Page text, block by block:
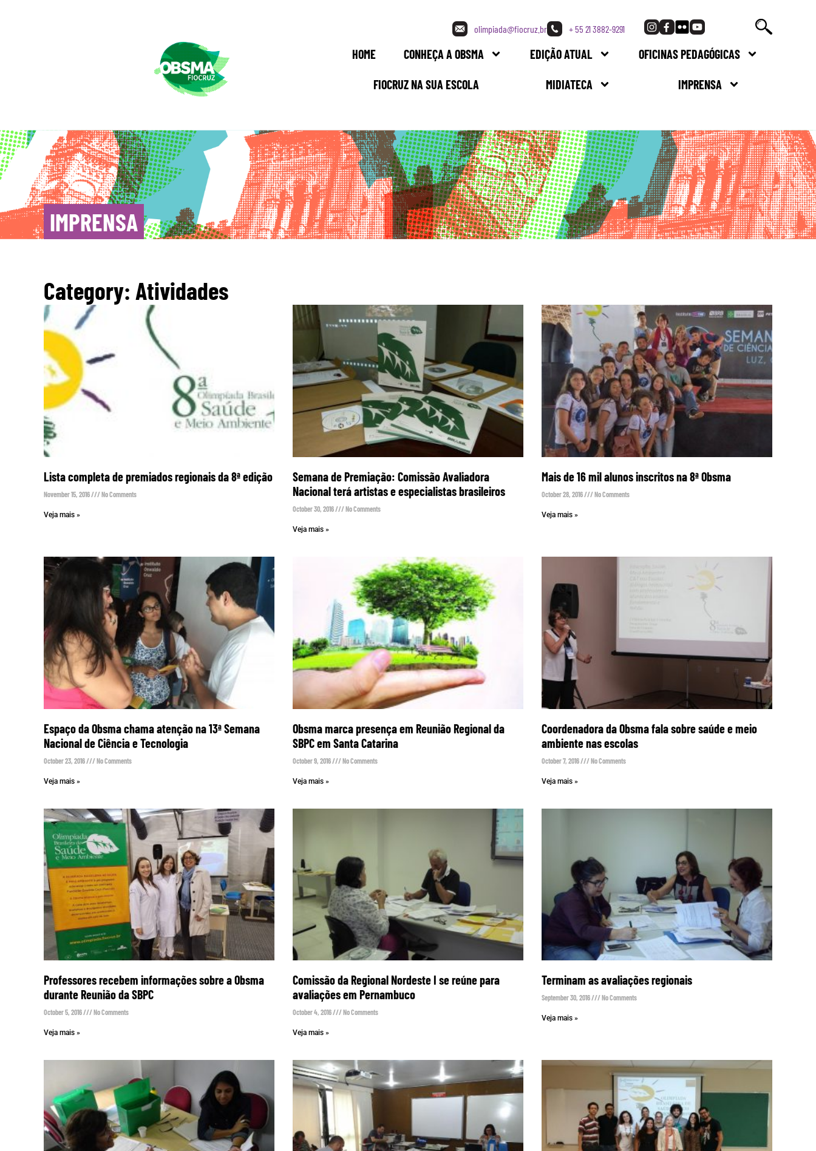
olimpiada@fiocruz.br + 55 21 3882-9291
HOME CONHEÇA A OBSMA EDIÇÃO ATUAL OFICINAS PEDAGÓGICAS
FIOCRUZ NA SUA ESCOLA MIDIATECA IMPRENSA
IMPRENSA
Category: Atividades
Lista completa de premiados regionais da 8ª edição
November 15, 2016 No Comments
Veja mais »
Semana de Premiação: Comissão Avaliadora
Nacional terá artistas e especialistas brasileiros
October 30, 2016 No Comments
Veja mais »
Mais de 16 mil alunos inscritos na 8ª Obsma
October 28, 2016 No Comments
Veja mais »
Espaço da Obsma chama atenção na 13ª Semana
Nacional de Ciência e Tecnologia
October 23, 2016 No Comments
Veja mais »
Obsma marca presença em Reunião Regional da
SBPC em Santa Catarina
October 9, 2016 No Comments
Veja mais »
Coordenadora da Obsma fala sobre saúde e meio
ambiente nas escolas
October 7, 2016 No Comments
Veja mais »
Professores recebem informações sobre a Obsma
durante Reunião da SBPC
October 5, 2016 No Comments
Veja mais »
Comissão da Regional Nordeste I se reúne para
avaliações em Pernambuco
October 4, 2016 No Comments
Veja mais »
Terminam as avaliações regionais
September 30, 2016 No Comments
Veja mais »